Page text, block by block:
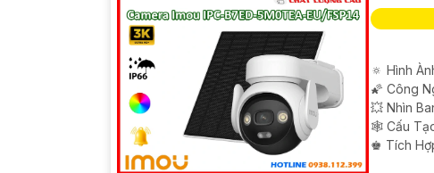
🔅 Hình
🌠 Công
💥 Nhìn
🕸️ Cấu
️♚ Tích